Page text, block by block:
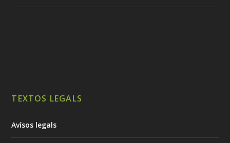
TEXTOS LEGALS
Avísos legals